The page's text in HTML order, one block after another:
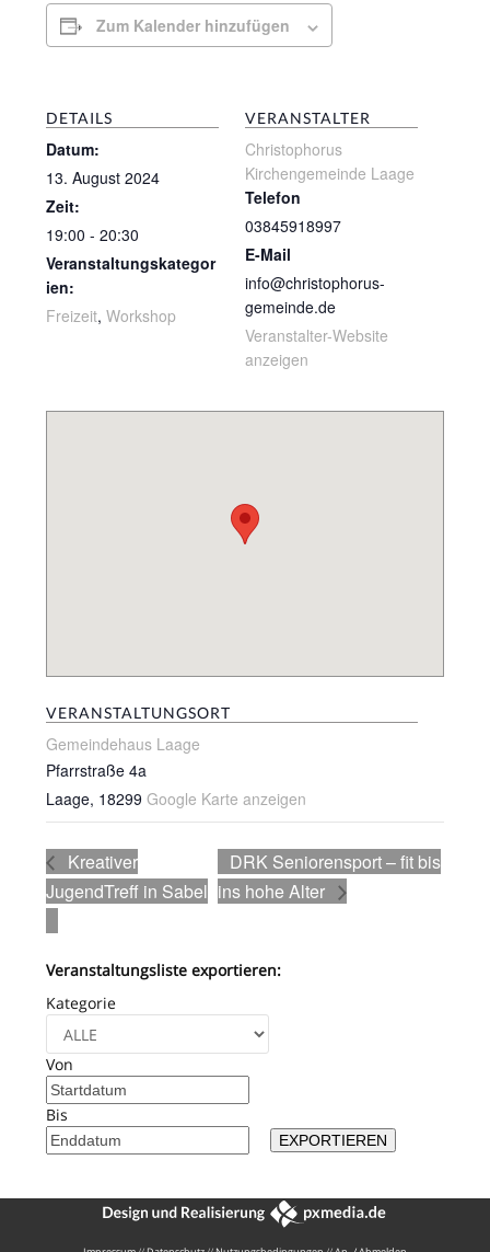
Zum Kalender hinzufügen
DETAILS
Datum:
13. August 2024
Zeit:
19:00 - 20:30
Veranstaltungskategor
ien:
Freizeit,Workshop
VERANSTALTER
Christophorus
Kirchengemeinde Laage
Telefon
03845918997
E-Mail
info@christophorus-
gemeinde.de
Veranstalter-Website
anzeigen
VERANSTALTUNGSORT
Gemeindehaus Laage
Pfarrstraße 4a
Laage, 18299 Google Karte anzeigen
Kreativer
JugendTreff in Sabel
DRK Seniorensport – fit bis
ins hohe Alter
Veranstaltungsliste exportieren:
Kategorie
Von
Bis